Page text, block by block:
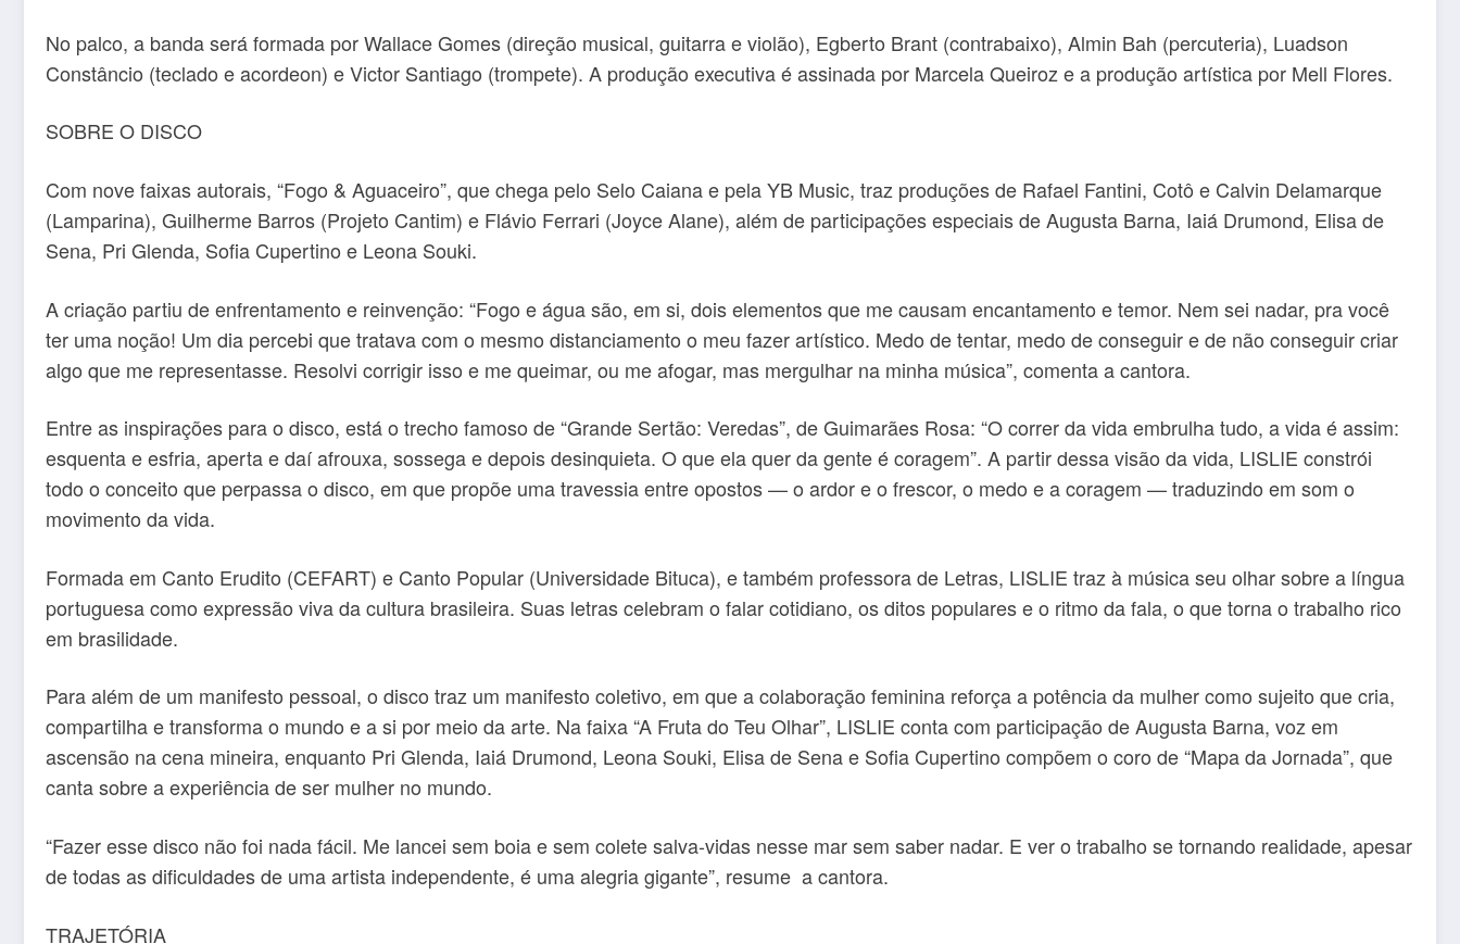
No palco, a banda será formada por Wallace Gomes (direção musical, guitarra e violão), Egberto Brant (contrabaixo), Almin Bah (percuteria), Luadson
Constâncio (teclado e acordeon) e Victor Santiago (trompete). A produção executiva é assinada por Marcela Queiroz e a produção artística por Mell Flores.
SOBRE O DISCO
Com nove faixas autorais, “Fogo & Aguaceiro”, que chega pelo Selo Caiana e pela YB Music, traz produções de Rafael Fantini, Cotô e Calvin Delamarque
(Lamparina), Guilherme Barros (Projeto Cantim) e Flávio Ferrari (Joyce Alane), além de participações especiais de Augusta Barna, Iaiá Drumond, Elisa de
Sena, Pri Glenda, Sofia Cupertino e Leona Souki.
A criação partiu de enfrentamento e reinvenção: “Fogo e água são, em si, dois elementos que me causam encantamento e temor. Nem sei nadar, pra você
ter uma noção! Um dia percebi que tratava com o mesmo distanciamento o meu fazer artístico. Medo de tentar, medo de conseguir e de não conseguir criar
algo que me representasse. Resolvi corrigir isso e me queimar, ou me afogar, mas mergulhar na minha música”, comenta a cantora.
Entre as inspirações para o disco, está o trecho famoso de “Grande Sertão: Veredas”, de Guimarães Rosa: “O correr da vida embrulha tudo, a vida é assim:
esquenta e esfria, aperta e daí afrouxa, sossega e depois desinquieta. O que ela quer da gente é coragem”. A partir dessa visão da vida, LISLIE constrói
todo o conceito que perpassa o disco, em que propõe uma travessia entre opostos — o ardor e o frescor, o medo e a coragem — traduzindo em som o
movimento da vida.
Formada em Canto Erudito (CEFART) e Canto Popular (Universidade Bituca), e também professora de Letras, LISLIE traz à música seu olhar sobre a língua
portuguesa como expressão viva da cultura brasileira. Suas letras celebram o falar cotidiano, os ditos populares e o ritmo da fala, o que torna o trabalho rico
em brasilidade.
Para além de um manifesto pessoal, o disco traz um manifesto coletivo, em que a colaboração feminina reforça a potência da mulher como sujeito que cria,
compartilha e transforma o mundo e a si por meio da arte. Na faixa “A Fruta do Teu Olhar”, LISLIE conta com participação de Augusta Barna, voz em
ascensão na cena mineira, enquanto Pri Glenda, Iaiá Drumond, Leona Souki, Elisa de Sena e Sofia Cupertino compõem o coro de “Mapa da Jornada”, que
canta sobre a experiência de ser mulher no mundo.
“Fazer esse disco não foi nada fácil. Me lancei sem boia e sem colete salva-vidas nesse mar sem saber nadar. E ver o trabalho se tornando realidade, apesar
de todas as dificuldades de uma artista independente, é uma alegria gigante”, resume a cantora.
TRAJETÓRIA